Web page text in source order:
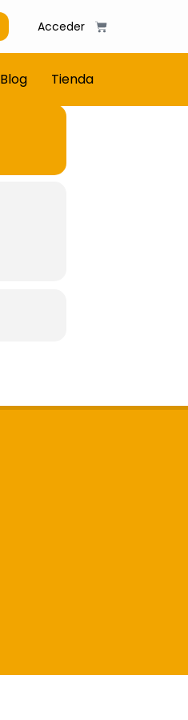
Acceder
Blog Tienda